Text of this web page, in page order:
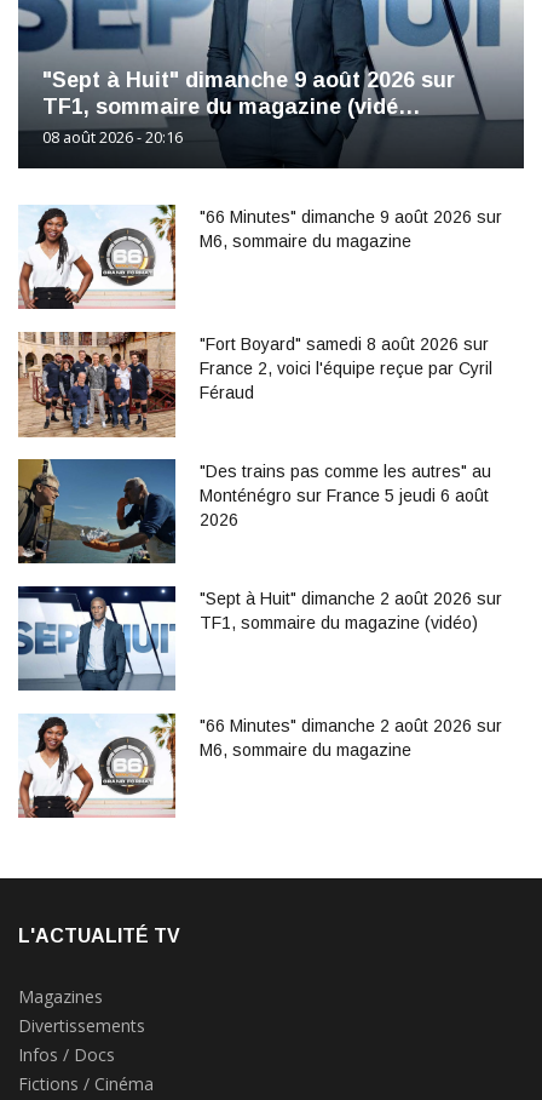
"Sept à Huit" dimanche 9 août 2026 sur
TF1, sommaire du magazine (vidé…
08 août 2026 - 20:16
"66 Minutes" dimanche 9 août 2026 sur
M6, sommaire du magazine
"Fort Boyard" samedi 8 août 2026 sur
France 2, voici l'équipe reçue par Cyril
Féraud
"Des trains pas comme les autres" au
Monténégro sur France 5 jeudi 6 août
2026
"Sept à Huit" dimanche 2 août 2026 sur
TF1, sommaire du magazine (vidéo)
"66 Minutes" dimanche 2 août 2026 sur
M6, sommaire du magazine
L'ACTUALITÉ TV
Magazines
Divertissements
Infos / Docs
Fictions / Cinéma